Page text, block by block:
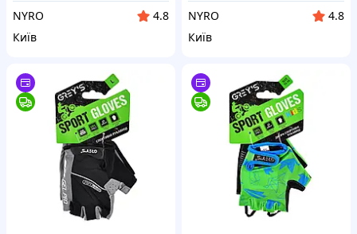
NYRO
4.8
Київ
NYRO
4.8
Київ